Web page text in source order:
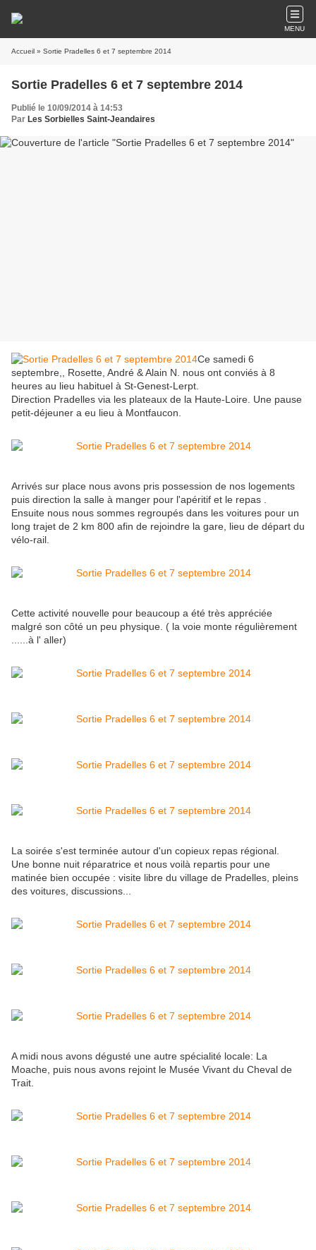
MENU
Accueil » Sortie Pradelles 6 et 7 septembre 2014
Sortie Pradelles 6 et 7 septembre 2014
Publié le 10/09/2014 à 14:53
Par Les Sorbielles Saint-Jeandaires
Ce samedi 6
septembre,, Rosette, André & Alain N. nous ont conviés à 8
heures au lieu habituel à St-Genest-Lerpt.
Direction Pradelles via les plateaux de la Haute-Loire. Une pause
petit-déjeuner a eu lieu à Montfaucon.
Arrivés sur place nous avons pris possession de nos logements
puis direction la salle à manger pour l'apéritif et le repas .
Ensuite nous nous sommes regroupés dans les voitures pour un
long trajet de 2 km 800 afin de rejoindre la gare, lieu de départ du
vélo-rail.
Cette activité nouvelle pour beaucoup a été très appréciée
malgré son côté un peu physique. ( la voie monte régulièrement
......à l' aller)
La soirée s'est terminée autour d'un copieux repas régional.
Une bonne nuit réparatrice et nous voilà repartis pour une
matinée bien occupée : visite libre du village de Pradelles, pleins
des voitures, discussions...
A midi nous avons dégusté une autre spécialité locale: La
Moache, puis nous avons rejoint le Musée Vivant du Cheval de
Trait.